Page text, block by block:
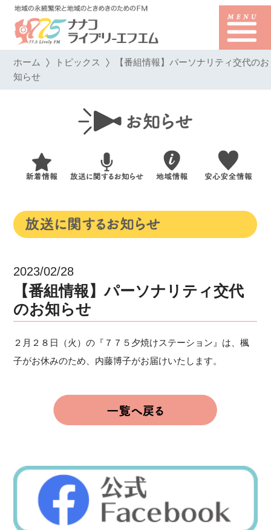
ホーム トピックス 【番組情報】パーソナリティ交代のお
知らせ
2023/02/28
【番組情報】パーソナリティ交代
のお知らせ
２月２８日（火）の『７７５夕焼けステーション』は、楓
子がお休みのため、内藤博子がお届けいたします。